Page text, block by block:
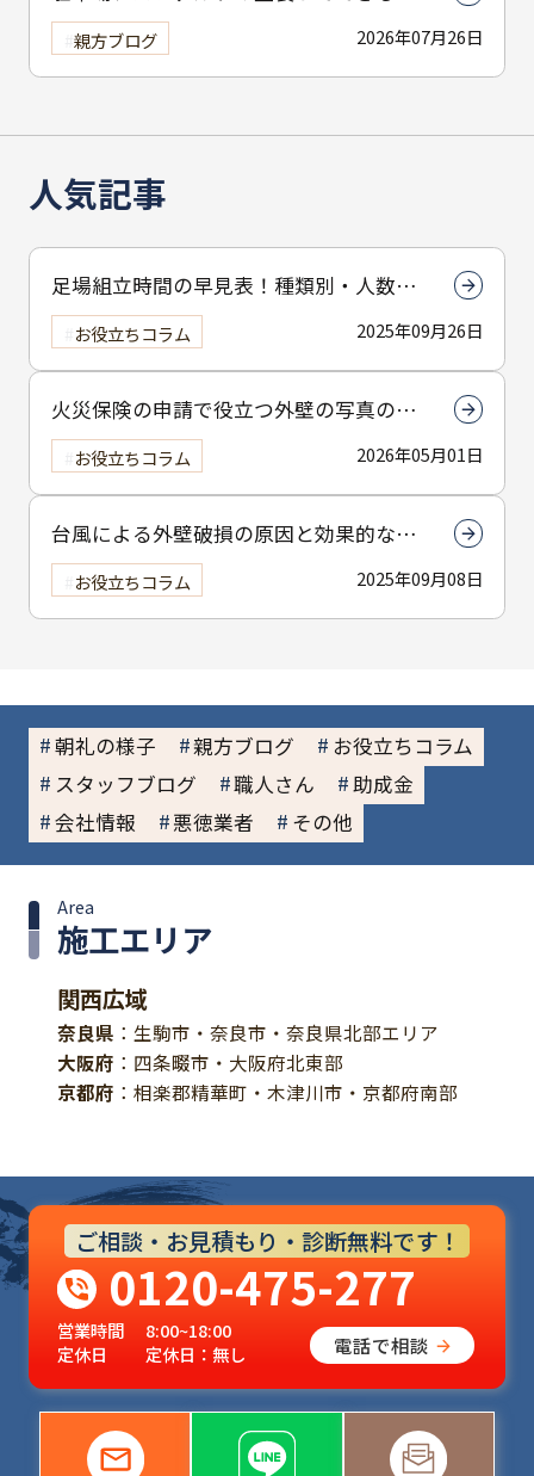
の？
2026年07月26日
親方ブログ
人気記事
足場組立時間の早見表！種類別・人数別
で組立時間を解説
2025年09月26日
お役立ちコラム
火災保険の申請で役立つ外壁の写真の撮
り方とは？撮影のコツを解説
2026年05月01日
お役立ちコラム
台風による外壁破損の原因と効果的な予
防策についてわかりやすく解説
2025年09月08日
お役立ちコラム
朝礼の様子 親方ブログ
お役立ちコラム
スタッフブログ
職人さん
助成金
会社情報
悪徳業者 その他
施工エリア
Area
関西広域
奈良県 ：生駒市・奈良市・奈良県北部エリア
大阪府 ：四条畷市・大阪府北東部
京都府 ：相楽郡精華町・木津川市・京都府南部
ご相談・お見積もり・診断無料です！
0120-475-277
営業時間
8:00~18:00
定休日
定休日：無し 電話で相談